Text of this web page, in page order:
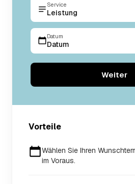
Service
Leistung
Datum
Datum
Weiter
Vorteile
Wählen Sie Ihren
im Voraus.